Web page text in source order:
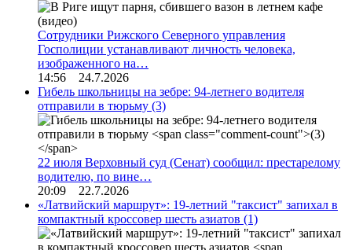
Сотрудники Рижского Северного управления
Госполиции устанавливают личность человека,
изображенного на…
14:56 24.7.2026
Гибель школьницы на зебре: 94-летнего водителя
отправили в тюрьму (3)
22 июля Верховный суд (Сенат) сообщил: престарелому
водителю, по вине…
20:09 22.7.2026
«Латвийский маршрут»: 19-летний "таксист" запихал в
компактный кроссовер шесть азиатов (1)